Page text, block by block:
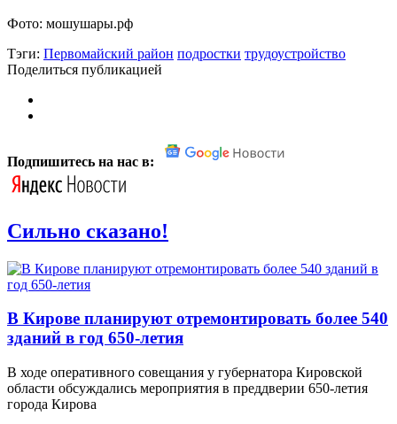
Фото: мошушары.рф
Тэги: Первомайский район подростки трудоустройство
Поделиться публикацией
Подпишитесь на нас в:
Сильно сказано!
В Кирове планируют отремонтировать более 540
зданий в год 650-летия
В ходе оперативного совещания у губернатора Кировской
области обсуждались мероприятия в преддверии 650-летия
города Кирова